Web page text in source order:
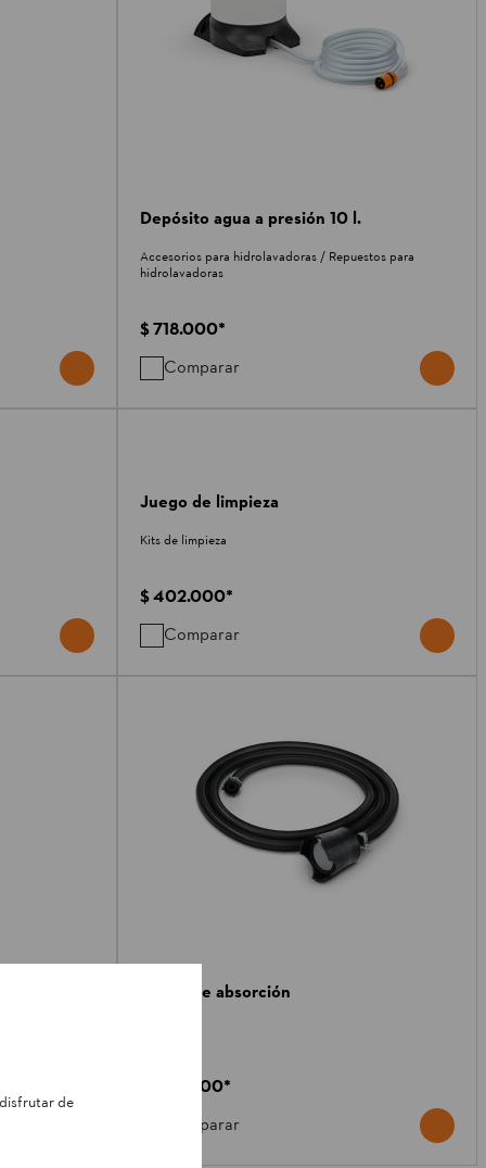
Depósito agua a presión 10 l.
Accesorios para hidrolavadoras / Repuestos para
hidrolavadoras
$ 718.000*
Comparar
Juego de limpieza
Kits de limpieza
$ 402.000*
Comparar
Juego de absorción
$ 300.500*
Comparar
de